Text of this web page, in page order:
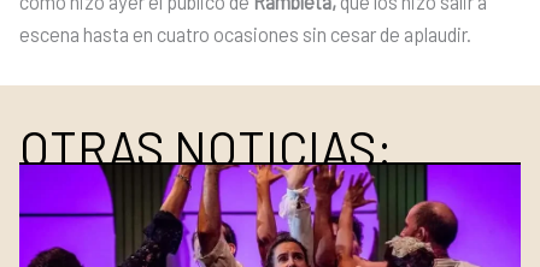
escena hasta en cuatro ocasiones sin cesar de aplaudir.
OTRAS NOTICIAS: